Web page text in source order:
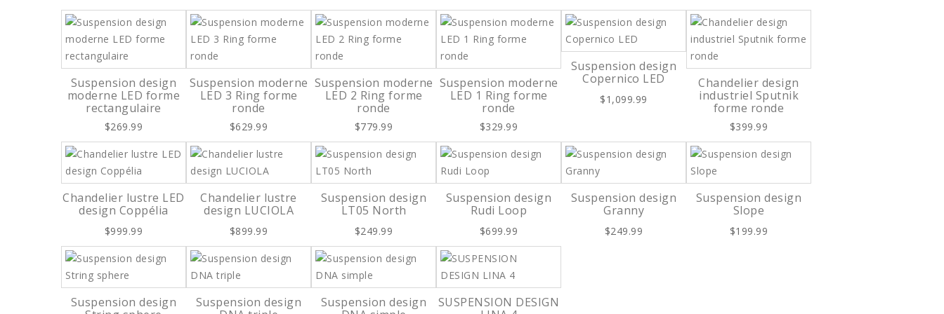
Suspension design
moderne LED forme
rectangulaire
$269.99
Suspension moderne
LED 3 Ring forme
ronde
$629.99
Suspension moderne
LED 2 Ring forme
ronde
$779.99
Suspension moderne
LED 1 Ring forme
ronde
$329.99
Suspension design
Copernico LED
$1,099.99
Chandelier design
industriel Sputnik
forme ronde
$399.99
Chandelier lustre LED
design Coppélia
$999.99
Chandelier lustre
design LUCIOLA
$899.99
Suspension design
LT05 North
$249.99
Suspension design
Rudi Loop
$699.99
Suspension design
Granny
$249.99
Suspension design
Slope
$199.99
Suspension design
Suspension design
Suspension design
SUSPENSION DESIGN